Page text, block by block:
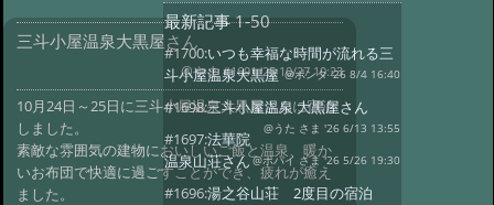
三斗小屋温泉大黒屋さん
@やま #1691 '25 10/27 10:23
10月24日～25日に三斗小屋温泉大黒屋さんに宿泊
しました。
素敵な雰囲気の建物においしいご飯と温泉、暖か
いお布団で快適に過ごすことができ、疲れが癒え
ました。
最新記事1-50
#1700:いつも幸福な時間が流れる三
斗小屋温泉大黒屋 @ポンタ '26 8/4 16:40
#1698:三斗小屋温泉 大黒屋さん
@うた さま '26 6/13 13:55
#1697:法華院
温泉山荘さん@ポパイ さま '26 5/26 19:30
#1696:湯之谷山荘 2度目の宿泊